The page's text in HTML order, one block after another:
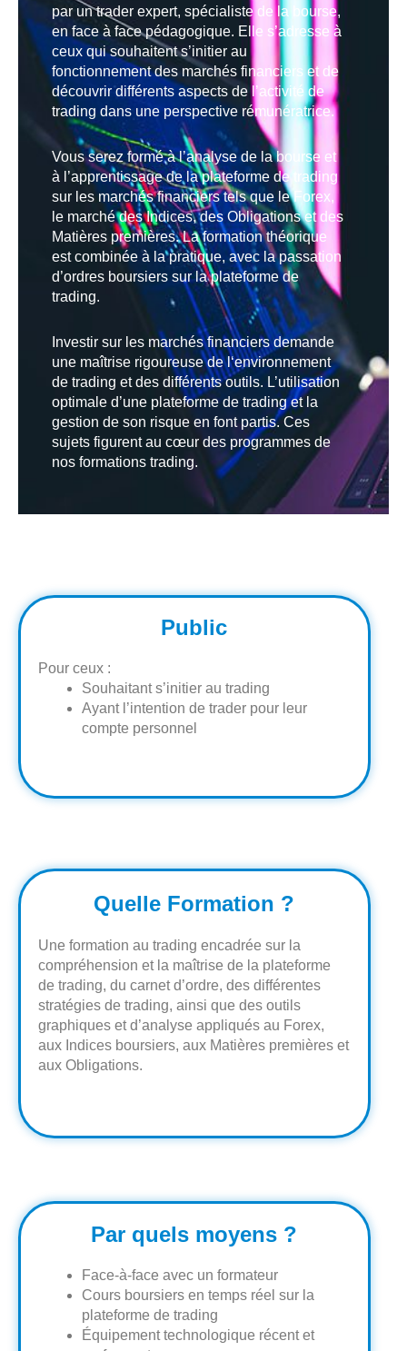
par un trader expert, spécialiste de la bourse,
en face à face pédagogique. Elle s’adresse à
ceux qui souhaitent s’initier au
fonctionnement des marchés financiers et de
découvrir différents aspects de l’activité de
trading dans une perspective rémunératrice.
Vous serez formé à l’analyse de la bourse et
à l’apprentissage de la plateforme de trading
sur les marchés financiers tels que le Forex,
le marché des Indices, des Obligations et des
Matières premières. La formation théorique
est combinée à la pratique, avec la passation
d’ordres boursiers sur la plateforme de
trading.
Investir sur les marchés financiers demande
une maîtrise rigoureuse de l‘environnement
de trading et des différents outils. L’utilisation
optimale d’une plateforme de trading et la
gestion de son risque en font partis. Ces
sujets figurent au cœur des programmes de
nos formations trading.
Public
Pour ceux :
Souhaitant s’initier au trading
Ayant l’intention de trader pour leur
compte personnel
Quelle Formation ?
Une formation au trading encadrée sur la
compréhension et la maîtrise de la plateforme
de trading, du carnet d’ordre, des différentes
stratégies de trading, ainsi que des outils
graphiques et d’analyse appliqués au Forex,
aux Indices boursiers, aux Matières premières et
aux Obligations.
Par quels moyens ?
Face-à-face avec un formateur
Cours boursiers en temps réel sur la
plateforme de trading
Équipement technologique récent et